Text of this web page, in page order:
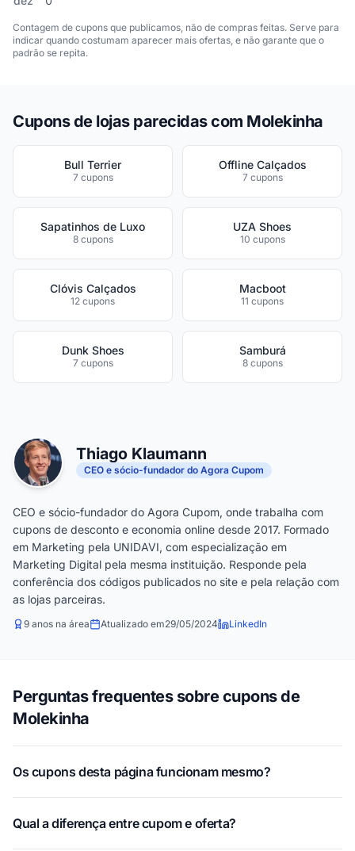
Contagem de cupons que publicamos, não de compras feitas. Serve para
indicar quando costumam aparecer mais ofertas, e não garante que o
padrão se repita.
Cupons de lojas parecidas com Molekinha
Bull Terrier
7 cupons
Offline Calçados
7 cupons
Sapatinhos de Luxo
8 cupons
UZA Shoes
10 cupons
Clóvis Calçados
12 cupons
Macboot
11 cupons
Dunk Shoes
7 cupons
Samburá
8 cupons
Thiago Klaumann
CEO e sócio-fundador do Agora Cupom
CEO e sócio-fundador do Agora Cupom, onde trabalha com
cupons de desconto e economia online desde 2017. Formado
em Marketing pela UNIDAVI, com especialização em
Marketing Digital pela mesma instituição. Responde pela
conferência dos códigos publicados no site e pela relação com
as lojas parceiras.
9 anos na área Atualizado em29/05/2024 LinkedIn
Perguntas frequentes sobre cupons de
Molekinha
Os cupons desta página funcionam mesmo?
Qual a diferença entre cupom e oferta?